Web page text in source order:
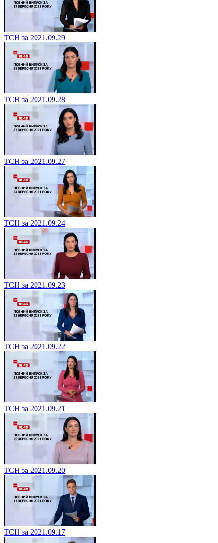
ТСН за 2021.09.29
ТСН за 2021.09.28
ТСН за 2021.09.27
ТСН за 2021.09.24
ТСН за 2021.09.23
ТСН за 2021.09.22
ТСН за 2021.09.21
ТСН за 2021.09.20
ТСН за 2021.09.17